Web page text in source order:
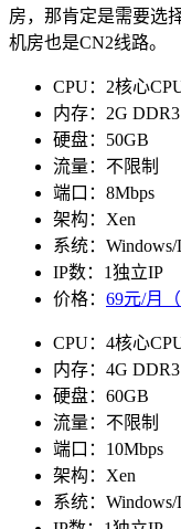
房，那肯定是需要选
机房也是CN2线路。
CPU：2核心
内存：2G
硬盘：50GB
流量：不限制
端口：8Mbps
架构：Xen
系统：
IP数：1独立IP
价格： 69元/月（
CPU：4核心
内存：4G
硬盘：60GB
流量：不限制
端口：10Mbps
架构：Xen
系统：